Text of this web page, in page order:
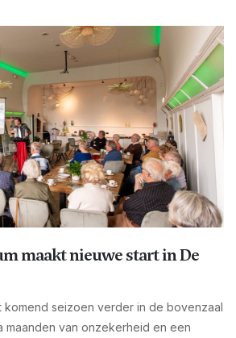
maakt nieuwe start in De
komend seizoen verder in de bovenzaal
maanden van onzekerheid en een